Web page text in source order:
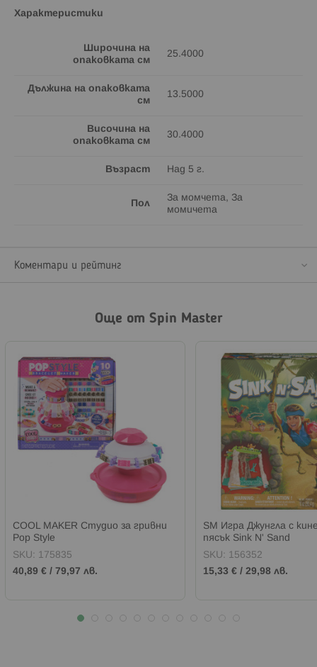
Характеристики
Широчина на
опаковката см
25.4000
Дължина на опаковката
см
13.5000
Височина на
опаковката см
30.4000
Възраст Над 5 г.
Пол
За момчета, За
момичета
Коментари и рейтинг
Още от Spin Master
COOL MAKER Студио за гривни
Pop Style
SKU: 175835
40,89 € / 79,97 лв.
SM Игра Джунгла с
пясък Sink N' Sand
SKU: 156352
15,33 € / 29,98 лв.